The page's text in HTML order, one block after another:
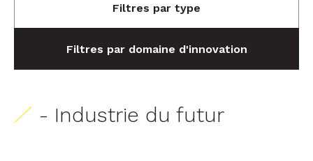
Filtres par type
Filtres par domaine d'innovation
- Industrie du futur